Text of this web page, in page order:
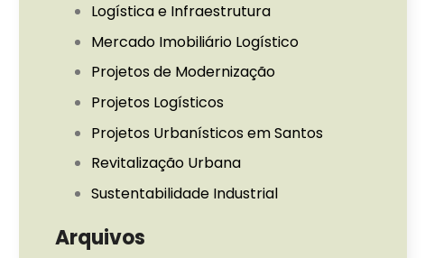
Logística e Infraestrutura
Mercado Imobiliário Logístico
Projetos de Modernização
Projetos Logísticos
Projetos Urbanísticos em Santos
Revitalização Urbana
Sustentabilidade Industrial
Arquivos